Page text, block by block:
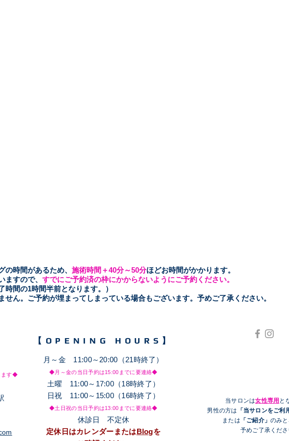
時間があるため、 施術時間＋40分～50分ほどお時間がかかります。
ますので、 すでにご予約済の枠にかからないようにご予約ください。
間の1時間半前となります。）
ん。ご予約が埋まってしまっている場合もございます。予めご了承ください。
ます◆
【OPENING HOURS】
月～金 11:00～20:00（21時終了）
◆月～金の当日予約は15:00までに要連絡◆
土​曜 11:00～17:00（18時終了）
日祝 11:00～15:00（16時終了）
◆土日祝の当日予約は13:00までに要連絡◆
休診日 不定休
定休日はカレンダーまたは Blogを
当サロンは女性専用 と
​男性の方は
「当サロンをご利
または 「ご紹介」 のみと
予めご了承くださ